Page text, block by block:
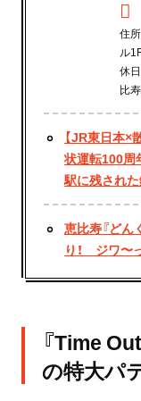
住
ル
休日
比
【JR東日本×
状運転100周
駅に残され
恵比寿『どん
り！ ジワ〜
『Time
の特大パ